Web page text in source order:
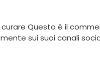
curare Questo è il
sui suoi canali